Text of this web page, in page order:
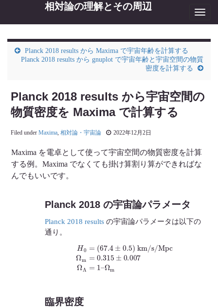
相対論の理解とその周辺
Planck 2018 results から Maxima で宇宙年齢を計算する
Planck 2018 results から gnuplot で宇宙年齢と宇宙空間の物質
密度を計算する
Planck 2018 results から宇宙空間の
物質密度を Maxima で計算する
Filed underMaxima,相対論・宇宙論 2022年12月2日
Maxima を電卓として使って宇宙空間の物質密度を計算
する例。Maxima でなくても掛け算割り算ができればな
んでもいいです。
Planck 2018 の宇宙論パラメータ
Planck 2018 results の宇宙論パラメータは以下の
通り。
±0.5 km/s/MpcΩm =0.315±0.007
Ωm
臨界密度